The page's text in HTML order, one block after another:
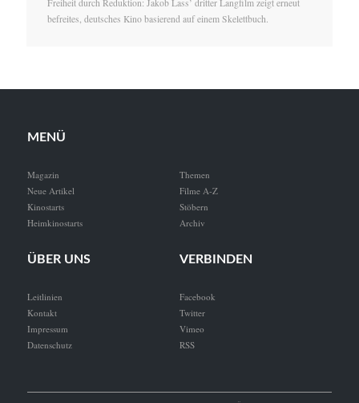
Freiheit durch Reduktion: Jakob Lass’ dritter Langfilm zeigt erneut
befreites, deutsches Kino basierend auf einem Skelettbuch.
MENÜ
Magazin
Neue Artikel
Kinostarts
Heimkinostarts
Themen
Filme A-Z
Stöbern
Archiv
ÜBER UNS
Leitlinien
Kontakt
Impressum
Datenschutz
VERBINDEN
Facebook
Twitter
Vimeo
RSS